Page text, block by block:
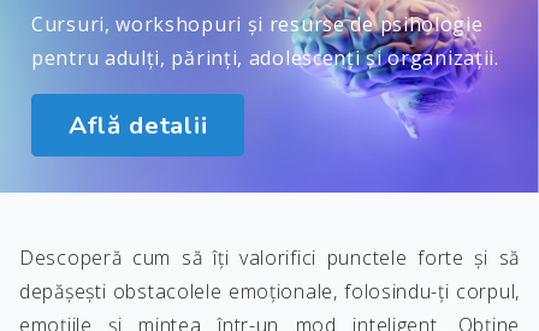
Cursuri, workshopuri și resurse de psihologie
pentru adulți, părinți, adolescenți și organizații.
Află detalii
Descoperă cum să îți valorifici punctele forte și să
depășești obstacolele emoționale, folosindu-ți corpul,
emoțiile și mintea într-un mod inteligent. Obține